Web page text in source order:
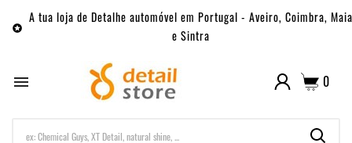

A tua loja de Detalhe automóvel em Portugal - Aveiro, Coimbra, Maia
e Sintra
 0